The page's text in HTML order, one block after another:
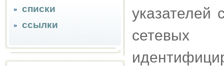
списки
ссылки
указателей